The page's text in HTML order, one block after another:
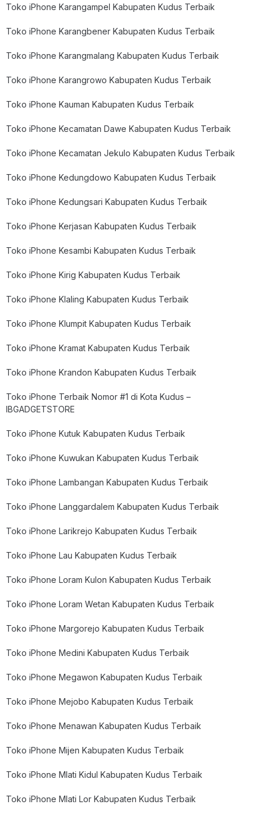
Toko iPhone Karangampel Kabupaten Kudus Terbaik
Toko iPhone Karangbener Kabupaten Kudus Terbaik
Toko iPhone Karangmalang Kabupaten Kudus Terbaik
Toko iPhone Karangrowo Kabupaten Kudus Terbaik
Toko iPhone Kauman Kabupaten Kudus Terbaik
Toko iPhone Kecamatan Dawe Kabupaten Kudus Terbaik
Toko iPhone Kecamatan Jekulo Kabupaten Kudus Terbaik
Toko iPhone Kedungdowo Kabupaten Kudus Terbaik
Toko iPhone Kedungsari Kabupaten Kudus Terbaik
Toko iPhone Kerjasan Kabupaten Kudus Terbaik
Toko iPhone Kesambi Kabupaten Kudus Terbaik
Toko iPhone Kirig Kabupaten Kudus Terbaik
Toko iPhone Klaling Kabupaten Kudus Terbaik
Toko iPhone Klumpit Kabupaten Kudus Terbaik
Toko iPhone Kramat Kabupaten Kudus Terbaik
Toko iPhone Krandon Kabupaten Kudus Terbaik
Toko iPhone Terbaik Nomor #1 di Kota Kudus –
IBGADGETSTORE
Toko iPhone Kutuk Kabupaten Kudus Terbaik
Toko iPhone Kuwukan Kabupaten Kudus Terbaik
Toko iPhone Lambangan Kabupaten Kudus Terbaik
Toko iPhone Langgardalem Kabupaten Kudus Terbaik
Toko iPhone Larikrejo Kabupaten Kudus Terbaik
Toko iPhone Lau Kabupaten Kudus Terbaik
Toko iPhone Loram Kulon Kabupaten Kudus Terbaik
Toko iPhone Loram Wetan Kabupaten Kudus Terbaik
Toko iPhone Margorejo Kabupaten Kudus Terbaik
Toko iPhone Medini Kabupaten Kudus Terbaik
Toko iPhone Megawon Kabupaten Kudus Terbaik
Toko iPhone Mejobo Kabupaten Kudus Terbaik
Toko iPhone Menawan Kabupaten Kudus Terbaik
Toko iPhone Mijen Kabupaten Kudus Terbaik
Toko iPhone Mlati Kidul Kabupaten Kudus Terbaik
Toko iPhone Mlati Lor Kabupaten Kudus Terbaik